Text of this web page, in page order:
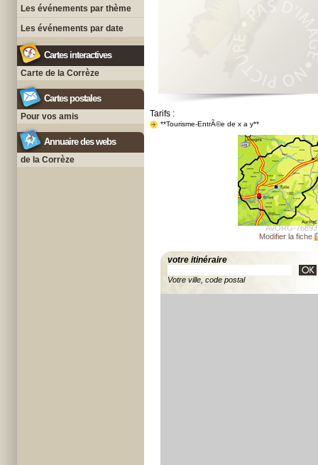
Les événements par thème
Les événements par date
Cartes interactives
Carte de la Corrèze
Cartes postales
Pour vos amis
Annuaire des webs
de la Corrèze
Tarifs :
**Tourisme-EntrÃ©e de x a y**
AVORG-
Modifier la fiche
votre itinéraire
Votre ville, code postal